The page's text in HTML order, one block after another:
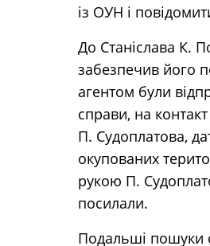
із ОУН і
До Станіслава К.
забезпечив його
агентом були
справи, на
П. Судоплатова,
окупованих
рукою П.
посилали.
Подальші пошуки